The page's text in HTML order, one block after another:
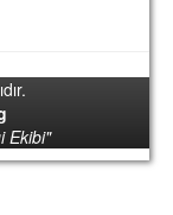
Ekibi"